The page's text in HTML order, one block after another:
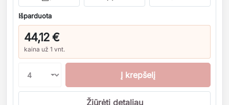
Išparduota
44,12 €
kaina už 1 vnt.
Į krepšelį
Žiūrėti detaliau